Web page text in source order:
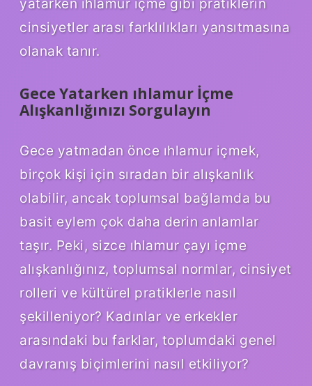
yatarken ıhlamur içme gibi pratiklerin
cinsiyetler arası farklılıkları yansıtmasına
olanak tanır.
Gece Yatarken ıhlamur İçme
Alışkanlığınızı Sorgulayın
Gece yatmadan önce ıhlamur içmek,
birçok kişi için sıradan bir alışkanlık
olabilir, ancak toplumsal bağlamda bu
basit eylem çok daha derin anlamlar
taşır. Peki, sizce ıhlamur çayı içme
alışkanlığınız, toplumsal normlar, cinsiyet
rolleri ve kültürel pratiklerle nasıl
şekilleniyor? Kadınlar ve erkekler
arasındaki bu farklar, toplumdaki genel
davranış biçimlerini nasıl etkiliyor?